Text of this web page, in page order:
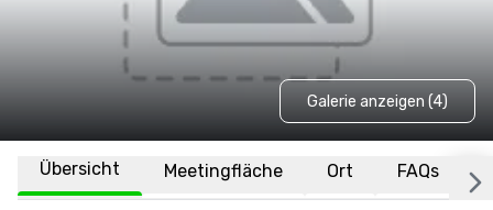
Galerie anzeigen (4)
Übersicht Meetingfläche Ort FAQs